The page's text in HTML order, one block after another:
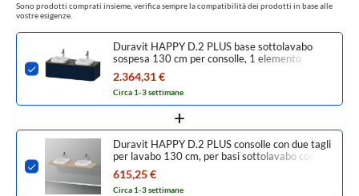
Sono prodotti comprati insieme, verifica sempre la compatibilità dei prodotti in base alle
vostre esigenze.
Duravit HAPPY D.2 PLUS base sottolavabo
sospesa 130 cm per consolle, 1 elemento
estraibile, colore blu notte finitura opaco
HP4943B9898
2.364,31 €
Circa 1-3 settimane
Duravit HAPPY D.2 PLUS consolle con due tagli
per lavabo 130 cm, per basi sottolavabo con
consolle, finitura rovere mediterraneo
HP032KB7171
615,25 €
Circa 1-3 settimane